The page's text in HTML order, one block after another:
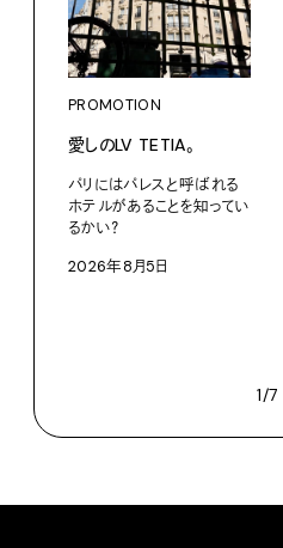
PROMOTION
愛しのLV TETIA。
パリにはパレスと呼ばれる
ホテルがあることを知ってい
るかい？
2026年8月5日
1/7